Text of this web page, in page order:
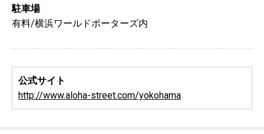
駐車場
有料/横浜ワールドポーターズ内
公式サイト
http://www.aloha-street.com/yokohama